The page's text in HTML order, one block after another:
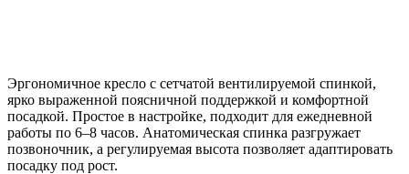
Эргономичное кресло с сетчатой вентилируемой спинкой,
ярко выраженной поясничной поддержкой и комфортной
посадкой. Простое в настройке, подходит для ежедневной
работы по 6–8 часов. Анатомическая спинка разгружает
позвоночник, а регулируемая высота позволяет адаптировать
посадку под рост.